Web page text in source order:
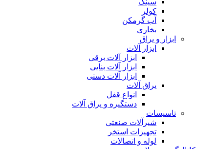
سینک
کولر
آب گرمکن
بخاری
ابزار و یراق
ابزار آلات
ابزار آلات برقی
ابزار آلات بنایی
ابزار آلات دستی
یراق آلات
انواع قفل
دستگیره و یراق آلات
تاسیسات
شیرآلات صنعتی
تجهیزات استخر
لوله و اتصالات